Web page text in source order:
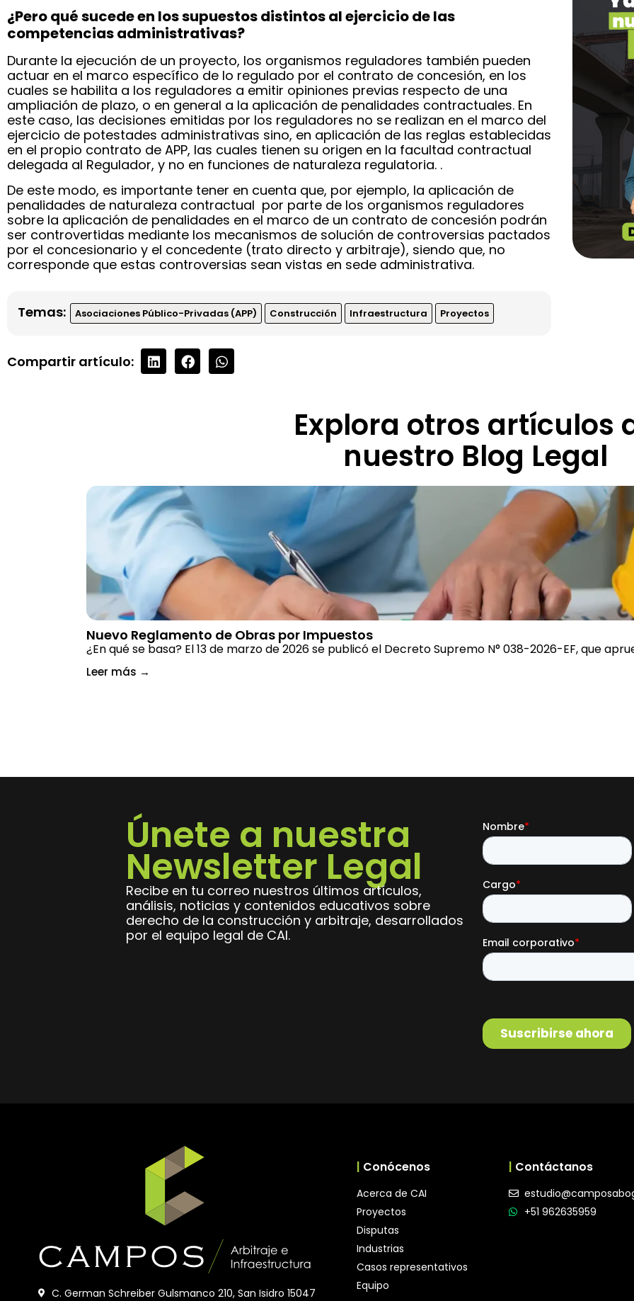
¿Pero qué sucede en los supuestos distintos al ejercicio de las
competencias administrativas?
Durante la ejecución de un proyecto, los organismos reguladores también pueden
actuar en el marco específico de lo regulado por el contrato de concesión, en los
cuales se habilita a los reguladores a emitir opiniones previas respecto de una
ampliación de plazo, o en general a la aplicación de penalidades contractuales. En
este caso, las decisiones emitidas por los reguladores no se realizan en el marco del
ejercicio de potestades administrativas sino, en aplicación de las reglas establecidas
en el propio contrato de APP, las cuales tienen su origen en la facultad contractual
delegada al Regulador, y no en funciones de naturaleza regulatoria. .
De este modo, es importante tener en cuenta que, por ejemplo, la aplicación de
penalidades de naturaleza contractual por parte de los organismos reguladores
sobre la aplicación de penalidades en el marco de un contrato de concesión podrán
ser controvertidas mediante los mecanismos de solución de controversias pactados
por el concesionario y el concedente (trato directo y arbitraje), siendo que, no
corresponde que estas controversias sean vistas en sede administrativa.
Temas: Asociaciones Público-Privadas (APP) Construcción Infraestructura Proyectos
Compartir artículo:
Explora otros artículos
nuestro Blog Legal
Nuevo Reglamento de Obras por Impuestos
¿En qué se basa? El 13 de marzo de 2026 se publicó el Decreto Supremo N° 038-2026-EF, que
Leer más →
Únete a nuestra
Newsletter Legal
Recibe en tu correo nuestros últimos artículos,
análisis, noticias y contenidos educativos sobre
derecho de la construcción y arbitraje, desarrollados
por el equipo legal de CAI.
C. German Schreiber Gulsmanco 210, San Isidro 15047
| Conócenos
Acerca de CAI
Proyectos
Disputas
Industrias
Casos representativos
Equipo
| Contáctanos
+51 962635959